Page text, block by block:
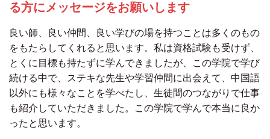
る方にメッセージをお願いします
良い師、良い仲間、良い学びの場を持つことは多くのもの
をもたらしてくれると思います。私は資格試験も受けず、
とくに目標も持たずに学んできましたが、この学院で学び
続ける中で、ステキな先生や学習仲間に出会えて、中国語
以外にも様々なことを学べたし、生徒間のつながりで仕事
も紹介していただきました。この学院で学んで本当に良か
ったと思います。